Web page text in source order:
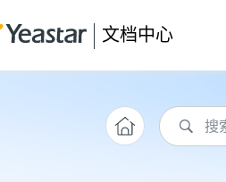
文档中心